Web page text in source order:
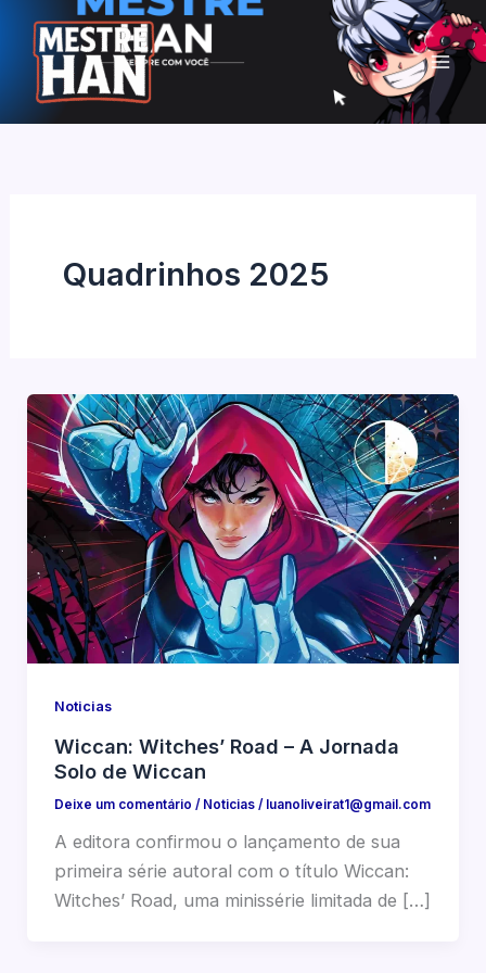
para
conteúdo
Quadrinhos 2025
Noticias
Wiccan: Witches’ Road – A Jornada
Solo de Wiccan
Deixe um comentário / Noticias/ luanoliveirat1@gmail.com
A editora confirmou o lançamento de sua
primeira série autoral com o título Wiccan:
Witches’ Road, uma minissérie limitada de […]